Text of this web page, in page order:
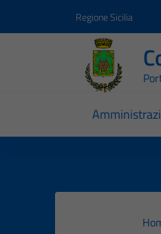
Regione Sicilia